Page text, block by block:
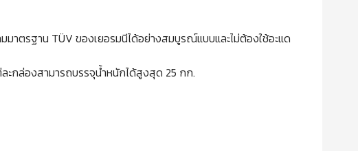
าตรฐาน TÜV ของเยอรมนีได้อย่างสมบูรณ์แบบและไม่ต้องใช้อะแด
ะกล่องสามารถบรรจุน้ำหนักได้สูงสุด 25 กก.